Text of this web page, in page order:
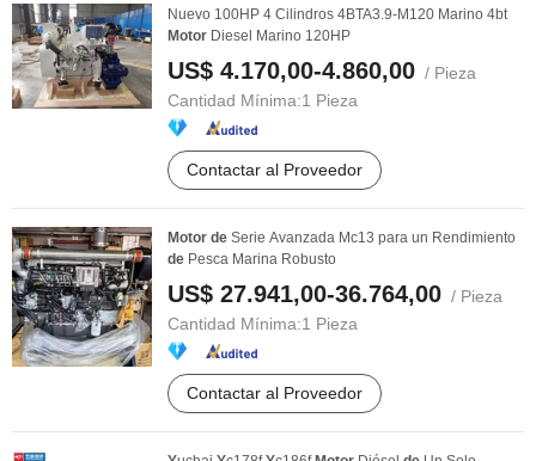
Nuevo 100HP 4 Cilindros 4BTA3.9-M120 Marino 4bt
Motor Diesel Marino 120HP
US$ 4.170,00-4.860,00 / Pieza
Cantidad Mínima:1 Pieza
Contactar al Proveedor
Motor de Serie Avanzada Mc13 para un Rendimiento
de Pesca Marina Robusto
US$ 27.941,00-36.764,00 / Pieza
Cantidad Mínima:1 Pieza
Contactar al Proveedor